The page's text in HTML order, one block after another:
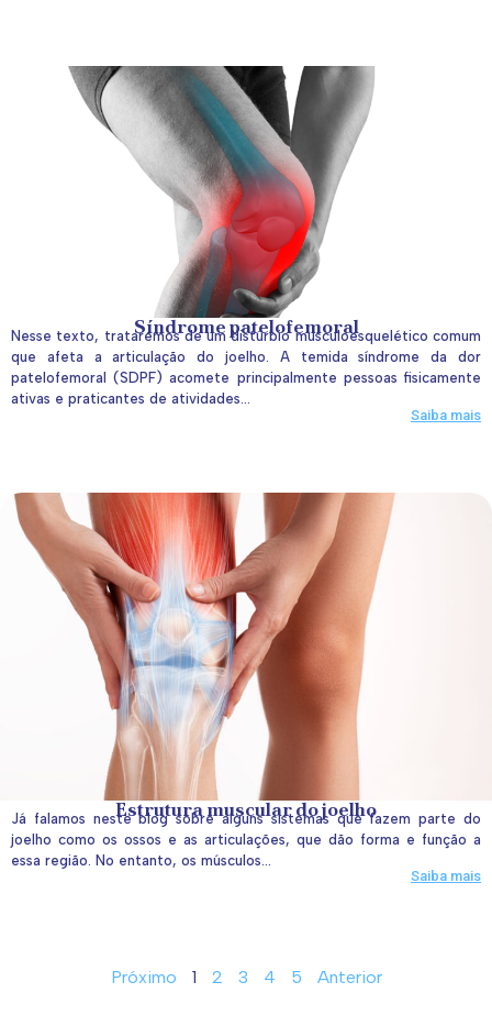
Síndrome patelofemoral
Nesse texto, trataremos de um distúrbio musculoesquelético comum
que afeta a articulação do joelho. A temida síndrome da dor
patelofemoral (SDPF) acomete principalmente pessoas fisicamente
ativas e praticantes de atividades...
Saiba mais
Estrutura muscular do joelho
Já falamos neste blog sobre alguns sistemas que fazem parte do
joelho como os ossos e as articulações, que dão forma e função a
essa região. No entanto, os músculos...
Saiba mais
Próximo 1 2 3 4 5 Anterior